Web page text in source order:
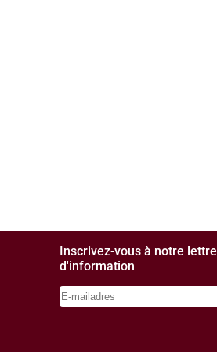
Inscrivez-vous à notre lettre
d'information